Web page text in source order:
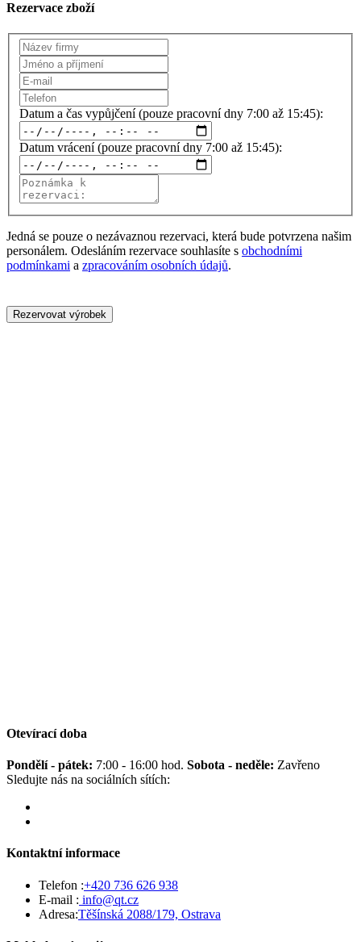
Rezervace zboží
Datum a čas vypůjčení (pouze pracovní dny 7:00 až 15:45):
Datum vrácení (pouze pracovní dny 7:00 až 15:45):
Jedná se pouze o nezávaznou rezervaci, která bude potvrzena našim
personálem. Odesláním rezervace souhlasíte s obchodními
podmínkami a zpracováním osobních údajů.
Rezervovat výrobek
Otevírací doba
Pondělí - pátek: 7:00 - 16:00 hod. Sobota - neděle: Zavřeno
Sledujte nás na sociálních sítích:
Kontaktní informace
Telefon :+420 736 626 938
E-mail : info@qt.cz
Adresa:Těšínská 2088/179, Ostrava